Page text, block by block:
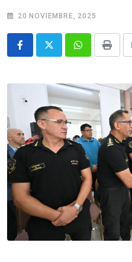
20 NOVIEMBRE, 2025
WhatsappPrint